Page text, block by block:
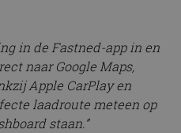
in de Fastned-app in en
naar Google Maps,
Apple CarPlay en
laadroute meteen op
staan.”